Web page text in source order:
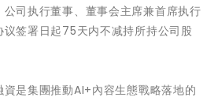
司执行董事、董事会主席兼首席执行
签署日起75天内不减持所持公司股
是集團推動AI+內容生態戰略落地的